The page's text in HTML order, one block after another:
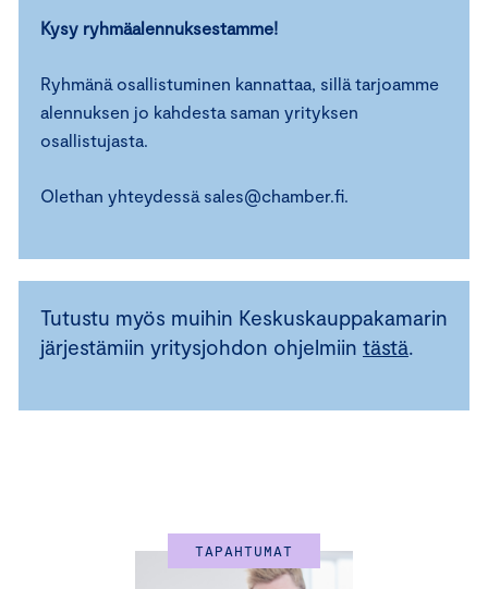
Kysy ryhmäalennuksestamme!
Ryhmänä osallistuminen kannattaa, sillä tarjoamme
alennuksen jo kahdesta saman yrityksen
osallistujasta.
Olethan yhteydessä sales@chamber.fi.
Tutustu myös muihin Keskuskauppakamarin
järjestämiin yritysjohdon ohjelmiin tästä.
TAPAHTUMAT